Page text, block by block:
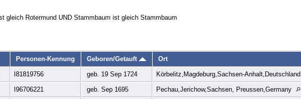
gleich Rotermund UND Stammbaum ist gleich Stammbaum
Personen-Kennung Geboren/Getauft Ort
I81819756 geb. 19 Sep 1724 Körbelitz,Magdeburg,Sachsen-Anhalt,Deutschland
I96706221 geb. Sep 1695 Pechau,Jerichow,Sachsen, Preussen,Germany